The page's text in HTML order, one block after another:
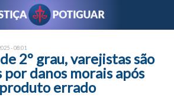
- 08:01
2º grau, varejistas são
por danos morais após
errado